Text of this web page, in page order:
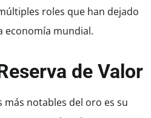
roles que han dejado
economía mundial.
de Valor
más notables del oro es su